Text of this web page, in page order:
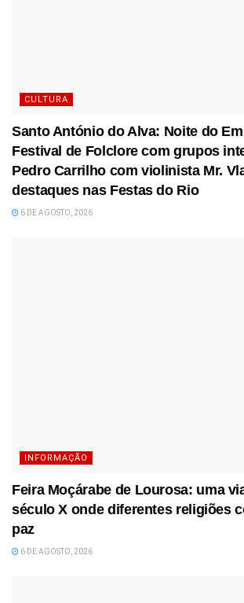
CULTURA
Santo António do Alva: Noite do
Festival de Folclore com grupos
Pedro Carrilho com violinista Mr.
destaques nas Festas do Rio
6 DE AGOSTO, 2026
INFORMAÇÃO
Feira Moçárabe de Lourosa: uma
século X onde diferentes religiões
paz
6 DE AGOSTO, 2026